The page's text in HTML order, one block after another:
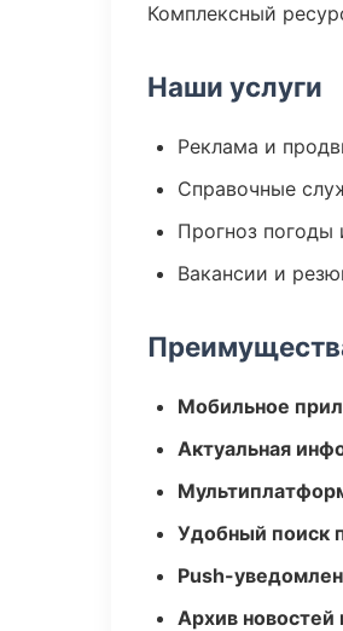
Комплексный
Наши услуги
Реклама и
Справочные
Прогноз погоды
Вакансии и
Мобильное
Актуальная
Удобный поиск
Push-
Архив новостей